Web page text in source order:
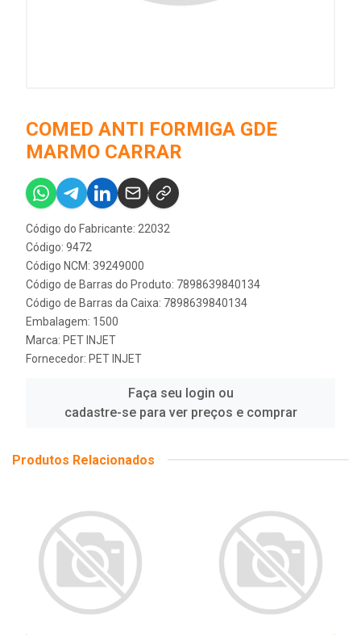
COMED ANTI FORMIGA GDE
MARMO CARRAR
Código do Fabricante: 22032
Código: 9472
Código NCM: 39249000
Código de Barras do Produto: 7898639840134
Código de Barras da Caixa: 7898639840134
Embalagem: 1500
Marca: PET INJET
Fornecedor: PET INJET
Faça seu login ou
cadastre-se para ver preços e comprar
Produtos Relacionados